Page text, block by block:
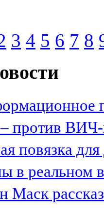
3 4 5 6 7 8
против
повязка
в реальном
Маск